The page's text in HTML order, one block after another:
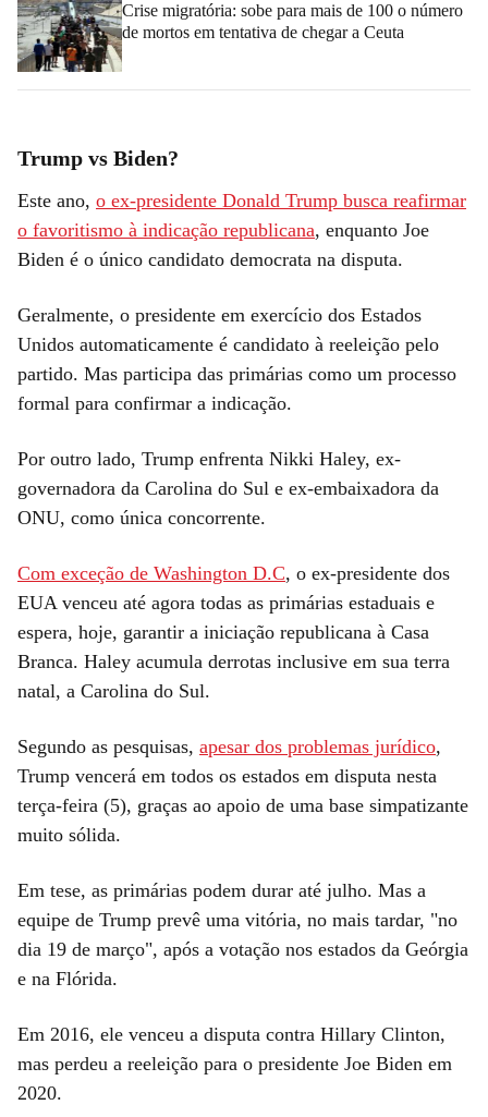
Crise migratória: sobe para mais de 100 o número
de mortos em tentativa de chegar a Ceuta
Trump vs Biden?
Este ano, o ex-presidente Donald Trump busca reafirmar
o favoritismo à indicação republicana, enquanto Joe
Biden é o único candidato democrata na disputa.
Geralmente, o presidente em exercício dos Estados
Unidos automaticamente é candidato à reeleição pelo
partido. Mas participa das primárias como um processo
formal para confirmar a indicação.
Por outro lado, Trump enfrenta Nikki Haley, ex-
governadora da Carolina do Sul e ex-embaixadora da
ONU, como única concorrente.
Com exceção de Washington D.C, o ex-presidente dos
EUA venceu até agora todas as primárias estaduais e
espera, hoje, garantir a iniciação republicana à Casa
Branca. Haley acumula derrotas inclusive em sua terra
natal, a Carolina do Sul.
Segundo as pesquisas, apesar dos problemas jurídico,
Trump vencerá em todos os estados em disputa nesta
terça-feira (5), graças ao apoio de uma base simpatizante
muito sólida.
Em tese, as primárias podem durar até julho. Mas a
equipe de Trump prevê uma vitória, no mais tardar, "no
dia 19 de março", após a votação nos estados da Geórgia
e na Flórida.
Em 2016, ele venceu a disputa contra Hillary Clinton,
mas perdeu a reeleição para o presidente Joe Biden em
2020.